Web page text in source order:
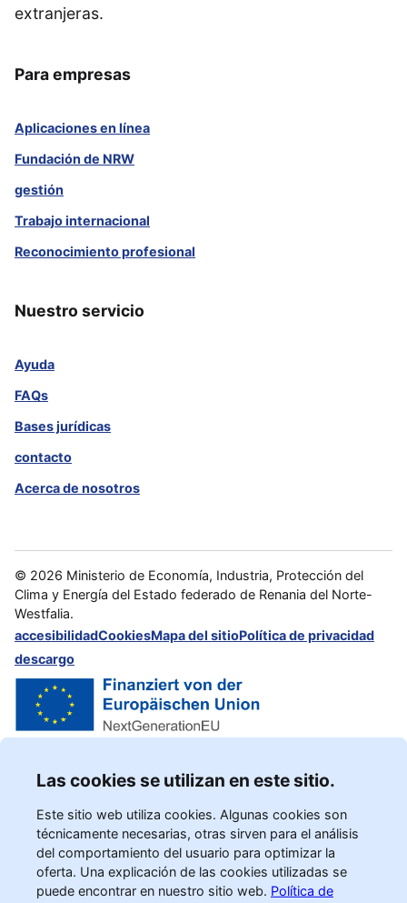
extranjeras.
Para empresas
Aplicaciones en línea
Fundación de NRW
gestión
Trabajo internacional
Reconocimiento profesional
Nuestro servicio
Ayuda
FAQs
Bases jurídicas
contacto
Acerca de nosotros
© 2026 Ministerio de Economía, Industria, Protección del
Clima y Energía del Estado federado de Renania del Norte-
Westfalia.
accesibilidadCookiesMapa del sitioPolítica de privacidad
descargo
Las cookies se utilizan en este sitio.
Este sitio web utiliza cookies. Algunas cookies son
técnicamente necesarias, otras sirven para el análisis
del comportamiento del usuario para optimizar la
oferta. Una explicación de las cookies utilizadas se
puede encontrar en nuestro sitio web. Política de